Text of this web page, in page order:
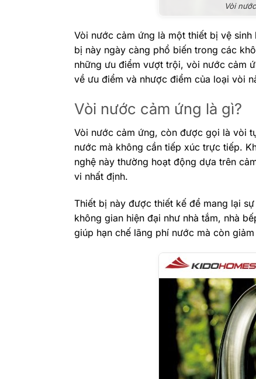
Vòi
Vòi nước cảm ứng là một thiết bị vệ
bị này ngày càng phổ biến trong các
những ưu điểm vượt trội, vòi nước cảm
về ưu điểm và nhược điểm của loại vòi
Vòi nước cảm ứng là gì?
Vòi nước cảm ứng, còn được gọi là vòi
nước mà không cần tiếp xúc trực tiếp.
nghệ này thường hoạt động dựa trên
vi nhất định.
Thiết bị này được thiết kế để mang lại
không gian hiện đại như nhà tắm, nhà
giúp hạn chế lãng phí nước mà còn